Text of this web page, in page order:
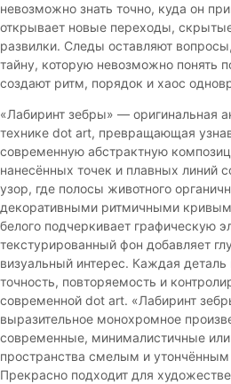
невозможно знать точно, куда он
открывает новые переходы,
развилки. Следы оставляют
тайну, которую невозможно понять
создают ритм, порядок и хаос
«Лабиринт зебры» — оригинальная
технике dot art, превращающая
современную абстрактную
нанесённых точек и плавных линий
узор, где полосы животного
декоративными ритмичными
белого подчеркивает графическую
текстурированный фон добавляет
визуальный интерес. Каждая
точность, повторяемость и
современной dot art. «Лабиринт
выразительное монохромное
современные, минималистичные
пространства смелым и
Прекрасно подходит для